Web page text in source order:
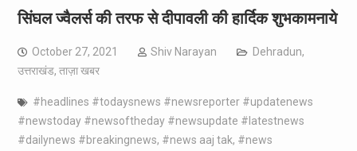
सिंघल ज्वैलर्स की तरफ से दीपावली की हार्दिक शुभकामनाये
October 27, 2021 Shiv Narayan Dehradun,
उत्तराखंड, ताज़ा खबर
#headlines #todaysnews #newsreporter #updatenews
#newstoday #newsoftheday #newsupdate #latestnews
#dailynews #breakingnews, #news aaj tak, #news